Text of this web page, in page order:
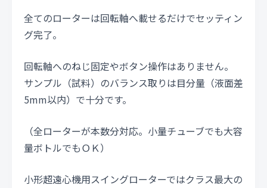
全てのローターは回転軸へ載せるだけでセッティン
グ完了。
回転軸へのねじ固定やボタン操作はありません。
サンプル（試料）のバランス取りは目分量（液面差
5mm以内）で十分です。
（全ローターが本数分対応。小量チューブでも大容
量ボトルでもＯＫ）
小形超遠心機用スイングローターではクラス最大の